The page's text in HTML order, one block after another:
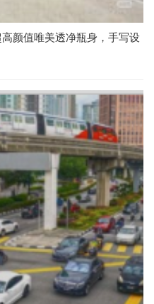
颜值唯美透净瓶身，手写设